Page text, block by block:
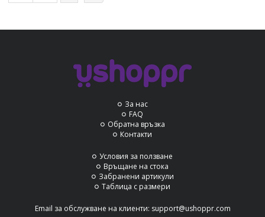
За нас
FAQ
Обратна връзка
Контакти
Условия за ползване
Връщане на стока
Забранени артикули
Таблица с размери
Email за обслужване на клиенти: support@ushoppr.com